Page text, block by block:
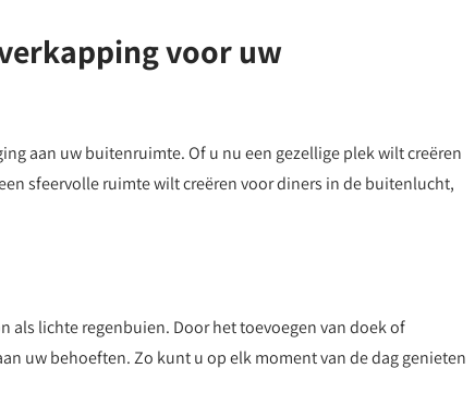
voor uw
aan uw buitenruimte. Of u nu een gezellige plek wilt creëren
sfeervolle ruimte wilt creëren voor diners in de buitenlucht,
als lichte regenbuien. Door het toevoegen van doek of
uw behoeften. Zo kunt u op elk moment van de dag genieten